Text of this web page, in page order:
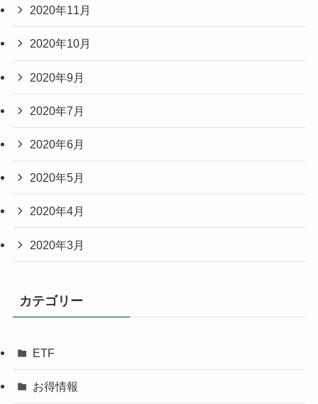
2020年11月
2020年10月
2020年9月
2020年7月
2020年6月
2020年5月
2020年4月
2020年3月
カテゴリー
ETF
お得情報